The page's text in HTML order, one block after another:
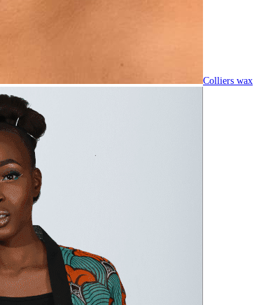
Colliers wax